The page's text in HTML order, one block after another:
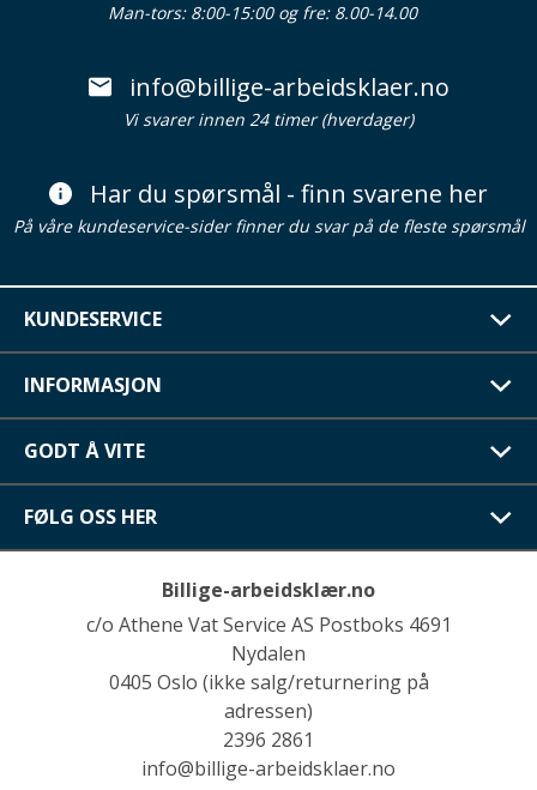
Man-tors: 8:00-15:00 og fre: 8.00-14.00
info@billige-arbeidsklaer.no
Vi svarer innen 24 timer (hverdager)
Har du spørsmål - finn svarene her
På våre kundeservice-sider finner du svar på de fleste spørsmål
KUNDESERVICE
INFORMASJON
GODT Å VITE
FØLG OSS HER
Billige-arbeidsklær.no
c/o Athene Vat Service AS Postboks 4691
Nydalen
0405 Oslo (ikke salg/returnering på
adressen)
2396 2861
info@billige-arbeidsklaer.no